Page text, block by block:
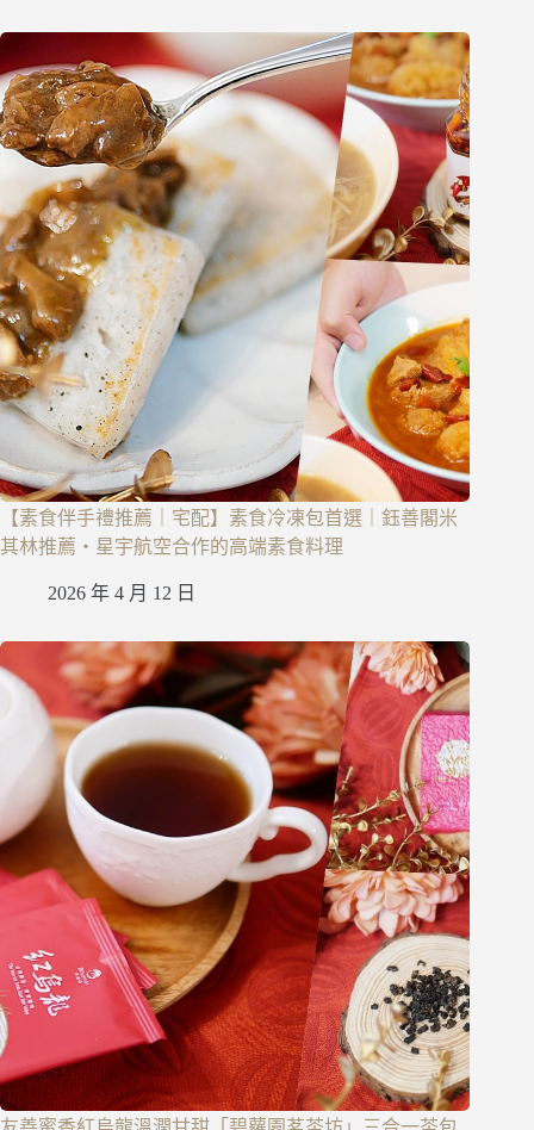
【素食伴手禮推薦｜宅配】素食冷凍包首選｜鈺善閣米
其林推薦・星宇航空合作的高端素食料理
2026 年 4 月 12 日